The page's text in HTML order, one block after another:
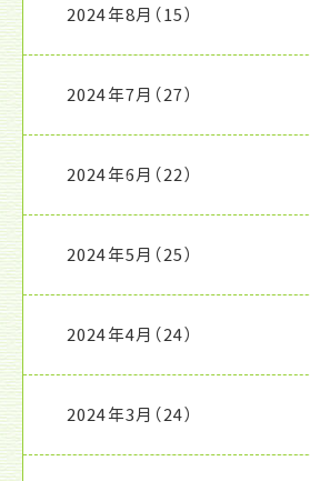
2024年8月 （15）
2024年7月 （27）
2024年6月 （22）
2024年5月 （25）
2024年4月 （24）
2024年3月 （24）